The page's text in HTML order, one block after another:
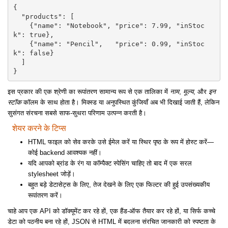
{
k": true},
k": false}
}
इस प्रकार की एक श्रेणी का रूपांतरण सामान्य रूप से एक तालिका में नाम, मूल्य, और इन
स्टॉककॉलम के साथ होता है। मिक्स्ड या अनुपस्थित कुंजियाँ अब भी दिखाई जाती हैं, लेकिन
सुसंगत संरचना सबसे साफ-सुथरा परिणाम उत्पन्न करती है।
शेयर करने के टिप्स
HTML फाइल को सेव करके उसे ईमेल करें या स्थिर पृष्ठ के रूप में होस्ट करें—
कोई backend आवश्यक नहीं।
यदि आपको ब्रांड के रंग या कॉम्पैक्ट स्पेसिंग चाहिए तो बाद में एक सरल
stylesheet जोड़ें।
बहुत बड़े डेटासेट्स के लिए, तेज देखने के लिए एक फिल्टर की हुई उपसंख्यकीय
रूपांतरण करें।
चाहे आप एक API को डॉक्यूमेंट कर रहे हों, एक हैंड-ऑफ तैयार कर रहे हों, या सिर्फ कच्चे
डेटा को पठनीय बना रहे हों, JSON से HTML में बदलना संरचित जानकारी को स्पष्टता के